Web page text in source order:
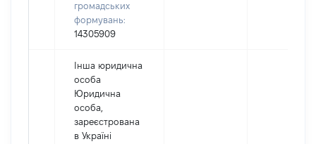
громадських
формувань:
14305909
Інша юридична
особа
Юридична
особа,
зареєстрована
в Україні